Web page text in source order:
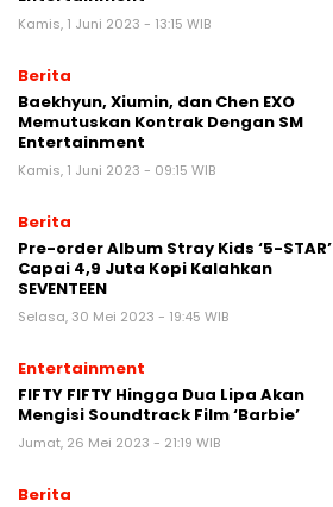
Kamis, 1 Juni 2023 - 13:15 WIB
Berita
Baekhyun, Xiumin, dan Chen EXO
Memutuskan Kontrak Dengan SM
Entertainment
Kamis, 1 Juni 2023 - 09:15 WIB
Berita
Pre-order Album Stray Kids ‘5-STAR’
Capai 4,9 Juta Kopi Kalahkan
SEVENTEEN
Selasa, 30 Mei 2023 - 19:45 WIB
Entertainment
FIFTY FIFTY Hingga Dua Lipa Akan
Mengisi Soundtrack Film ‘Barbie’
Jumat, 26 Mei 2023 - 21:19 WIB
Berita